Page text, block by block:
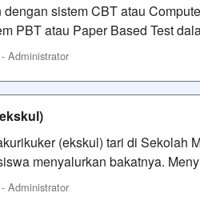
sistem CBT atau
PBT atau Paper Based Test
Administrator
(ekskul) tari di Sekolah
menyalurkan bakatnya.
Administrator